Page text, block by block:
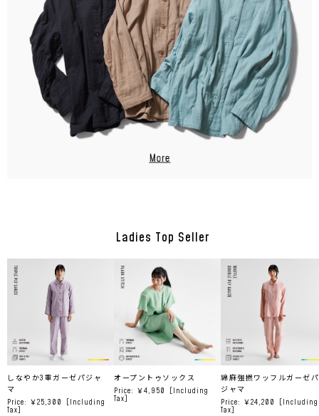
Ladies Top Seller
しなやか3重ガーゼパジャ
マ
Price: ￥25,300
［Including
Tax］
オープントゥソックス
Price: ￥4,950
［Including
Tax］
綿麻強撚ワッフルガーゼパ
ジャマ
Price: ￥24,200
［Including
Tax］